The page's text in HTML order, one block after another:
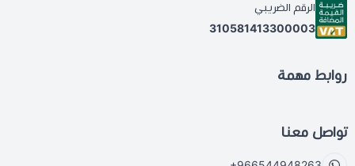
الرقم الضريبي
310581413300003
روابط مهمة
تواصل معنا